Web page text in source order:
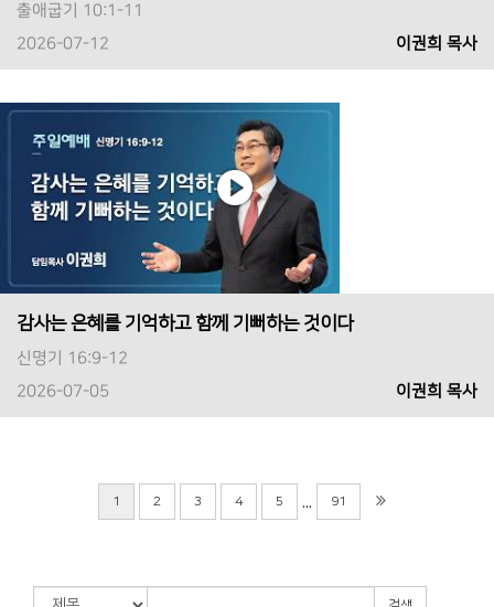
출애굽기 10:1-11
2026-07-12
이권희 목사
감사는 은혜를 기억하고 함께 기뻐하는 것이다
신명기 16:9-12
2026-07-05
이권희 목사
1 2 3 4 5 ... 91